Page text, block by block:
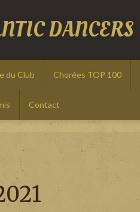
DANCERS
du Club Chorées TOP 100
Contact